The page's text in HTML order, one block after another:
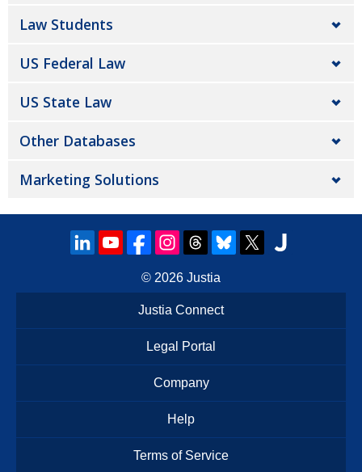
Law Students
US Federal Law
US State Law
Other Databases
Marketing Solutions
© 2026 Justia
Justia Connect
Legal Portal
Company
Help
Terms of Service